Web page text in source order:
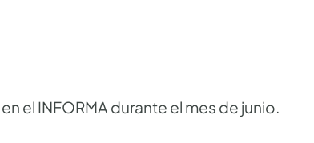
el INFORMA durante el mes de junio.